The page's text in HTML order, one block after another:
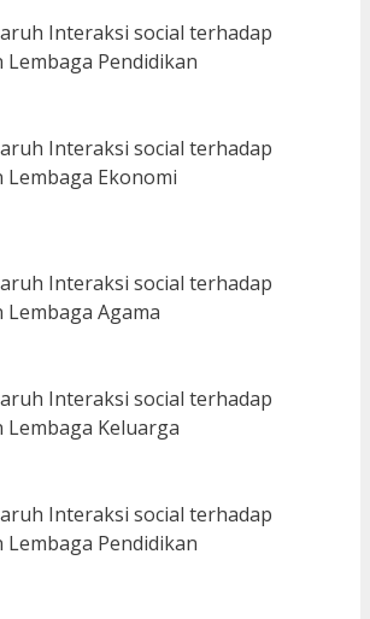
Interaksi social terhadap
Pendidikan
Interaksi social terhadap
Ekonomi
Interaksi social terhadap
Agama
Interaksi social terhadap
Keluarga
Interaksi social terhadap
Pendidikan